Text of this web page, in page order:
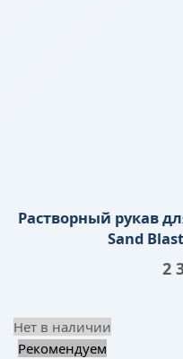
Растворный рукав
Sand
2
Нет в наличии
Рекомендуем